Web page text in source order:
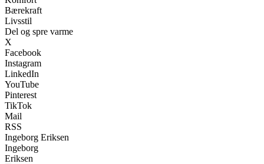
Bærekraft
Livsstil
Del og spre varme
X
Facebook
Instagram
LinkedIn
YouTube
Pinterest
TikTok
Mail
RSS
Ingeborg Eriksen
Ingeborg
Eriksen